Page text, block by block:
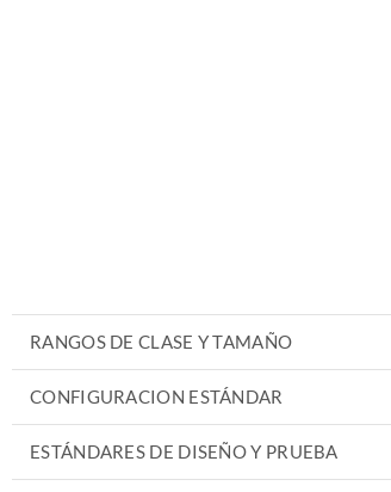
RANGOS DE CLASE Y TAMAÑO
CONFIGURACION ESTÁNDAR
ESTÁNDARES DE DISEÑO Y PRUEBA